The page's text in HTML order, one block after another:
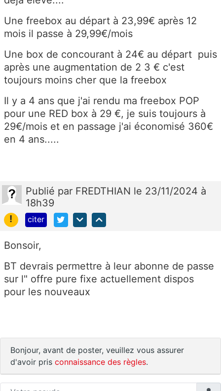
Une freebox au départ à 23,99€ après 12
mois il passe à 29,99€/mois
Une box de concourant à 24€ au départ puis
après une augmentation de 2 3 € c'est
toujours moins cher que la freebox
Il y a 4 ans que j'ai rendu ma freebox POP
pour une RED box à 29 €, je suis toujours à
29€/mois et en passage j'ai économisé 360€
en 4 ans.....
Publié par FREDTHIAN le 23/11/2024 à
18h39
!
citer
Bonsoir,
BT devrais permettre à leur abonne de passe
sur l" offre pure fixe actuellement dispos
pour les nouveaux
Bonjour, avant de poster, veuillez vous assurer
d'avoir pris connaissance des règles.